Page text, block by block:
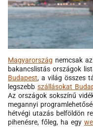
Magyarország nemcsak
bakancslistás országok
Budapest, a világ összes
legszebb szállásokat
Az országok sokszínű
megannyi
hétvégi utazás belföldön
pihenésre, főleg, ha egy